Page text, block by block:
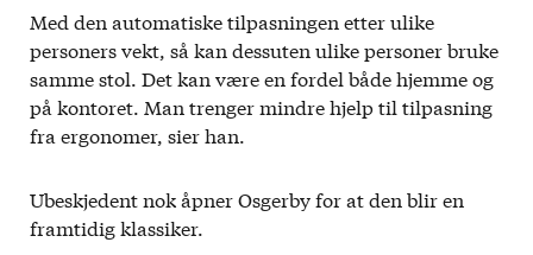
Med den automatiske tilpasningen etter ulike
personers vekt, så kan dessuten ulike personer bruke
samme stol. Det kan være en fordel både hjemme og
på kontoret. Man trenger mindre hjelp til tilpasning
fra ergonomer, sier han.
Ubeskjedent nok åpner Osgerby for at den blir en
framtidig klassiker.